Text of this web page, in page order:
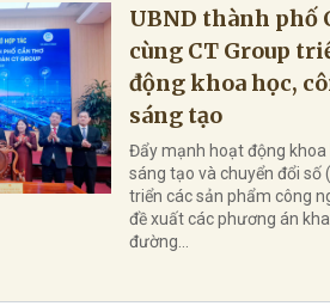
UBND thành phố
cùng CT Group
động khoa học,
sáng tạo
Đẩy mạnh hoạt động khoa
sáng tạo và chuyển đổi số
triển các sản phẩm công
đề xuất các phương án
đường...